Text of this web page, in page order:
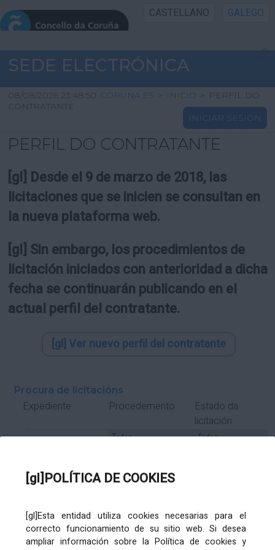
[gl]POLÍTICA DE COOKIES
[gl]Esta entidad utiliza cookies necesarias para el
correcto funcionamiento de su sitio web. Si desea
ampliar información sobre la Política de cookies y
CASTELLANO GALEGO
INICIO SEDE
INICIO
INFORMACIÓN PÚBLICA
UTILIDADES
SEDE ELECTRÓNICA
08/08/2026 23:48:50 CORUNA.ES > INICIO > PERFIL DO
CONTRATANTE
INICIAR SESIÓN
PERFIL DO CONTRATANTE
[gl] Desde el 9 de marzo de 2018, las
licitaciones que se inicien se consultan en
la nueva plataforma web.
[gl] Sin embargo, los procedimientos de
licitación iniciados con anterioridad a dicha
fecha se continuarán publicando en el
actual perfil del contratante.
[gl] Ver nuevo perfil del contratante
Procura de licitacións
Expediente Procedemento
Estado da
licitación
Subcontrato Tramitación
Órgano de contratación Título